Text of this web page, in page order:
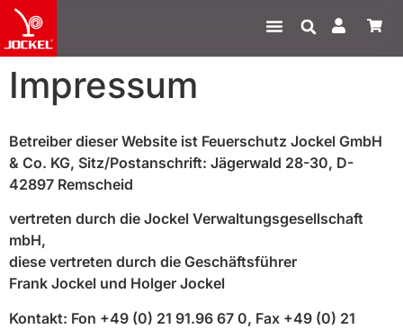
Impressum
Betreiber dieser Website ist Feuerschutz Jockel GmbH
& Co. KG, Sitz/Postanschrift: Jägerwald 28-30, D-
42897 Remscheid
vertreten durch die Jockel Verwaltungsgesellschaft
mbH,
diese vertreten durch die Geschäftsführer
Frank Jockel und Holger Jockel
Kontakt: Fon +49 (0) 21 91.96 67 0, Fax +49 (0) 21